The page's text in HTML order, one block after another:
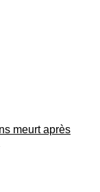
meurt après